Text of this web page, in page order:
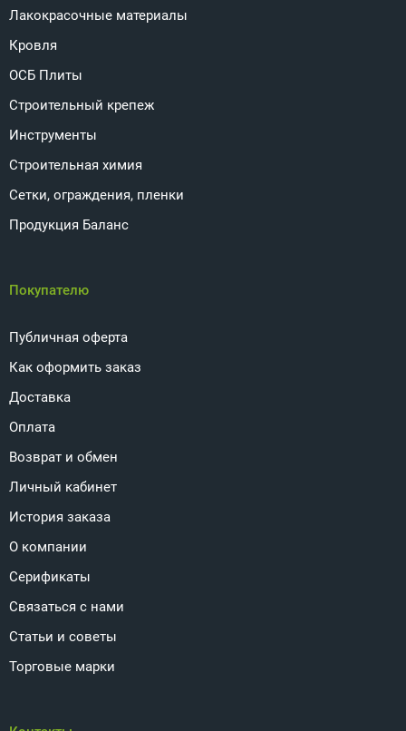
Лакокрасочные материалы
Кровля
ОСБ Плиты
Строительный крепеж
Инструменты
Строительная химия
Сетки, ограждения, пленки
Продукция Баланс
Покупателю
Публичная оферта
Как оформить заказ
Доставка
Оплата
Возврат и обмен
Личный кабинет
История заказа
О компании
Серификаты
Связаться с нами
Статьи и советы
Торговые марки